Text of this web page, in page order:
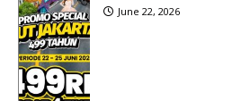
June 22, 2026